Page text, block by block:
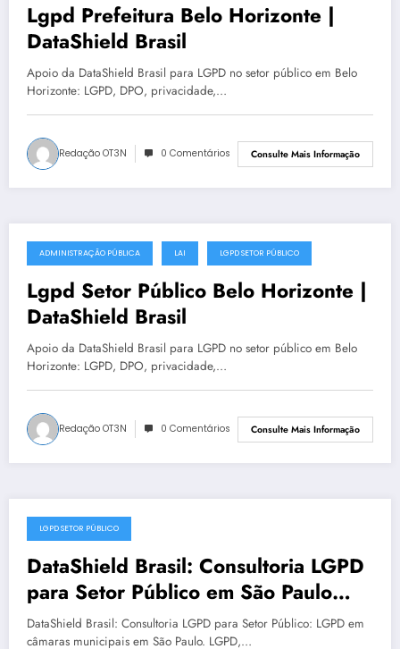
Lgpd Prefeitura Belo Horizonte |
DataShield Brasil
Apoio da DataShield Brasil para LGPD no setor público em Belo
Horizonte: LGPD, DPO, privacidade,…
Redação OT3N 0 Comentários Consulte Mais Informação
julho 14, 2025
ADMINISTRAÇÃO PÚBLICA LAI LGPD SETOR PÚBLICO
Lgpd Setor Público Belo Horizonte |
DataShield Brasil
Apoio da DataShield Brasil para LGPD no setor público em Belo
Horizonte: LGPD, DPO, privacidade,…
Redação OT3N 0 Comentários Consulte Mais Informação
julho 13, 2025
LGPD SETOR PÚBLICO
DataShield Brasil: Consultoria LGPD
para Setor Público em São Paulo
para LGPD no setor público | Série
DataShield Brasil: Consultoria LGPD para Setor Público: LGPD em
câmaras municipais em São Paulo. LGPD,…